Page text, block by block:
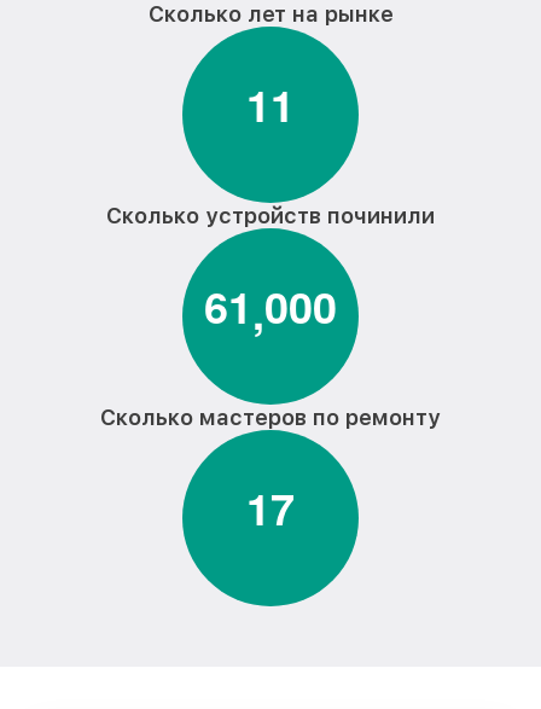
Сколько лет на рынке
11
Сколько устройств починили
61,000
Сколько мастеров по ремонту
17